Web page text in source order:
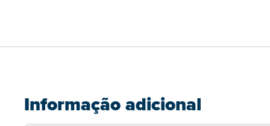
Informação adicional